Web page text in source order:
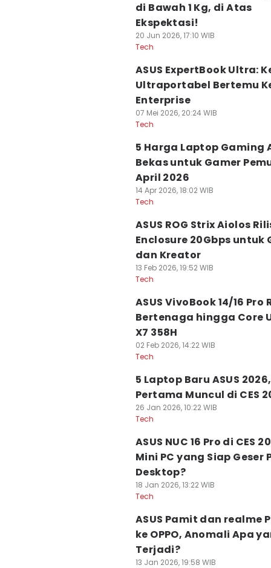
di Bawah 1 Kg, di Atas
Ekspektasi!
20 Jun 2026, 17:10 WIB
Tech
ASUS ExpertBook Ultra:
Ultraportabel Bertemu
Enterprise
07 Mei 2026, 20:24 WIB
Tech
5 Harga Laptop Gaming
Bekas untuk Gamer
April 2026
14 Apr 2026, 18:02 WIB
Tech
ASUS ROG Strix Aiolos
Enclosure 20Gbps untuk
dan Kreator
13 Feb 2026, 19:52 WIB
Tech
ASUS VivoBook 14/16 Pro
Bertenaga hingga Core
X7 358H
02 Feb 2026, 14:22 WIB
Tech
5 Laptop Baru ASUS 2026,
Pertama Muncul di CES
26 Jan 2026, 10:22 WIB
Tech
ASUS NUC 16 Pro di CES
Mini PC yang Siap Geser
Desktop?
18 Jan 2026, 13:22 WIB
Tech
ASUS Pamit dan realme
ke OPPO, Anomali Apa
Terjadi?
13 Jan 2026, 19:58 WIB